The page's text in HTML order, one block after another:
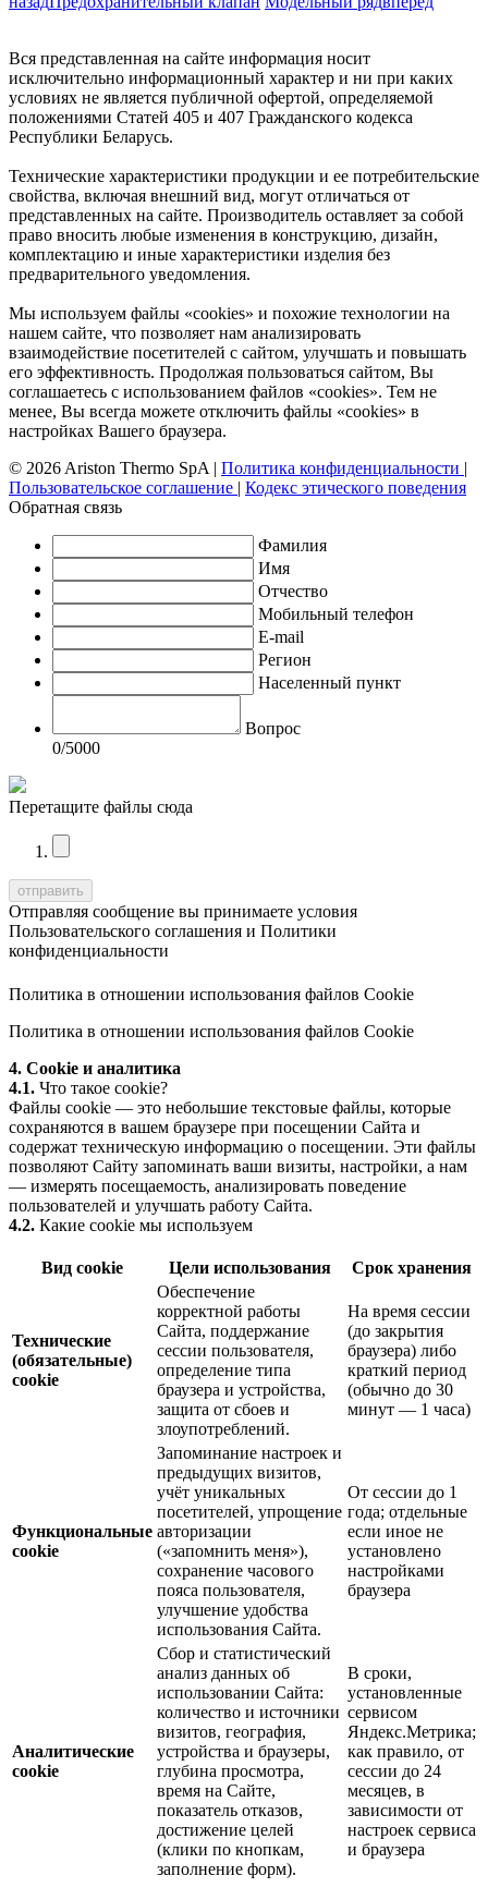
Вся представленная на сайте информация носит
исключительно информационный характер и ни при каких
условиях не является публичной офертой, определяемой
положениями Статей 405 и 407 Гражданского кодекса
Республики Беларусь.
Технические характеристики продукции и ее потребительские
свойства, включая внешний вид, могут отличаться от
представленных на сайте. Производитель оставляет за собой
право вносить любые изменения в конструкцию, дизайн,
комплектацию и иные характеристики изделия без
предварительного уведомления.
Мы используем файлы «cookies» и похожие технологии на
нашем сайте, что позволяет нам анализировать
взаимодействие посетителей с сайтом, улучшать и повышать
его эффективность. Продолжая пользоваться сайтом, Вы
соглашаетесь с использованием файлов «cookies». Тем не
менее, Вы всегда можете отключить файлы «cookies» в
настройках Вашего браузера.
© 2026 Ariston Thermo SpA | Политика конфиденциальности |
Пользовательское соглашение | Кодекс этического поведения
Обратная связь
Фамилия
Имя
Отчество
Мобильный телефон
E-mail
Регион
Населенный пункт
Вопрос
0/5000
Перетащите файлы сюда
Отправляя сообщение вы принимаете условия
Пользовательского соглашения и Политики
конфиденциальности
Политика в отношении использования файлов Cookie
Политика в отношении использования файлов Cookie
4. Cookie и аналитика
4.1. Что такое cookie?
Файлы cookie — это небольшие текстовые файлы, которые
сохраняются в вашем браузере при посещении Сайта и
содержат техническую информацию о посещении. Эти файлы
позволяют Сайту запоминать ваши визиты, настройки, а нам
— измерять посещаемость, анализировать поведение
пользователей и улучшать работу Сайта.
4.2. Какие cookie мы используем
Вид cookie Цели использования Срок хранения
Технические
(обязательные)
cookie
Обеспечение
корректной работы
Сайта, поддержание
сессии пользователя,
определение типа
браузера и устройства,
защита от сбоев и
злоупотреблений.
На время сессии
(до закрытия
браузера) либо
краткий период
(обычно до 30
минут — 1 часа)
Функциональные
cookie
Запоминание настроек и
предыдущих визитов,
учёт уникальных
посетителей, упрощение
авторизации
(«запомнить меня»),
сохранение часового
пояса пользователя,
улучшение удобства
использования Сайта.
От сессии до 1
года; отдельные
если иное не
установлено
настройками
браузера
Аналитические
cookie
Сбор и статистический
анализ данных об
использовании Сайта:
количество и источники
визитов, география,
устройства и браузеры,
глубина просмотра,
время на Сайте,
показатель отказов,
достижение целей
(клики по кнопкам,
заполнение форм).
В сроки,
установленные
сервисом
Яндекс.Метрика;
как правило, от
сессии до 24
месяцев, в
зависимости от
настроек сервиса
и браузера